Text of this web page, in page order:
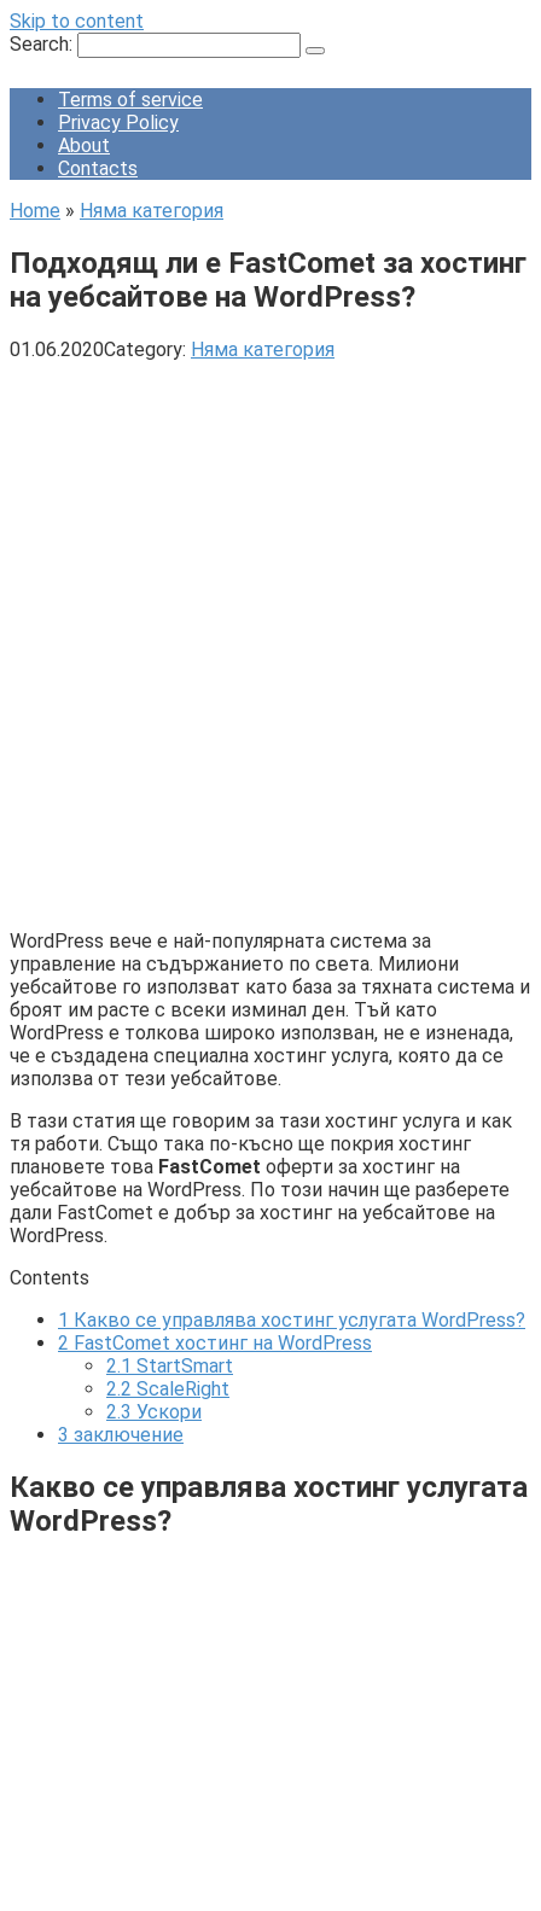
Skip to content
Search:
Terms of service
Privacy Policy
About
Contacts
Home » Няма категория
Подходящ ли е FastComet за хостинг
на уебсайтове на WordPress?
01.06.2020Category: Няма категория
WordPress вече е най-популярната система за
управление на съдържанието по света. Милиони
уебсайтове го използват като база за тяхната система и
броят им расте с всеки изминал ден. Тъй като
WordPress е толкова широко използван, не е изненада,
че е създадена специална хостинг услуга, която да се
използва от тези уебсайтове.
В тази статия ще говорим за тази хостинг услуга и как
тя работи. Също така по-късно ще покрия хостинг
плановете това FastComet оферти за хостинг на
уебсайтове на WordPress. По този начин ще разберете
дали FastComet е добър за хостинг на уебсайтове на
WordPress.
Contents
1 Какво се управлява хостинг услугата WordPress?
2 FastComet хостинг на WordPress
2.1 StartSmart
2.2 ScaleRight
2.3 Ускори
3 заключение
Какво се управлява хостинг услугата
WordPress?